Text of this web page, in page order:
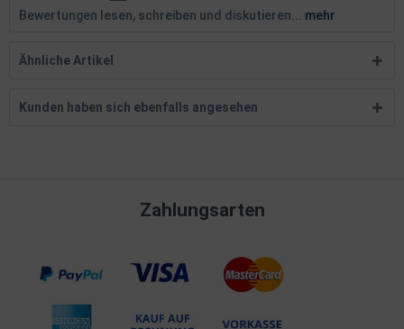
Bewertungen lesen, schreiben und diskutieren...
mehr
Ähnliche Artikel
Kunden haben sich ebenfalls angesehen
Zahlungsarten